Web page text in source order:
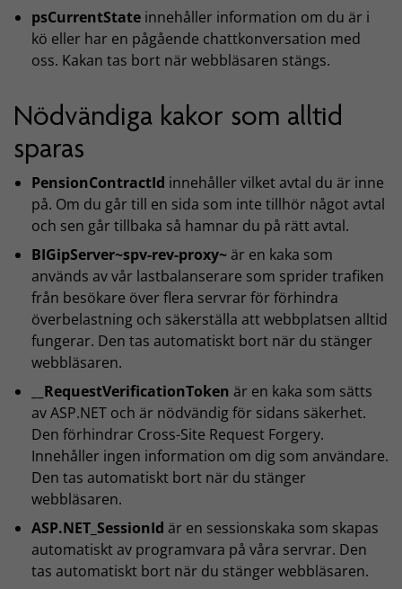
psCurrentState innehåller information om du är i
kö eller har en pågående chattkonversation med
oss. Kakan tas bort när webbläsaren stängs.
Nödvändiga kakor som alltid
sparas
PensionContractId innehåller vilket avtal du är inne
på. Om du går till en sida som inte tillhör något avtal
och sen går tillbaka så hamnar du på rätt avtal.
BIGipServer~spv-rev-proxy~är en kaka som
används av vår lastbalanserare som sprider trafiken
från besökare över flera servrar för förhindra
överbelastning och säkerställa att webbplatsen alltid
fungerar. Den tas automatiskt bort när du stänger
webbläsaren.
__RequestVerificationToken är en kaka som sätts
av ASP.NET och är nödvändig för sidans säkerhet.
Den förhindrar Cross-Site Request Forgery.
Innehåller ingen information om dig som användare.
Den tas automatiskt bort när du stänger
webbläsaren.
ASP.NET_SessionId är en sessionskaka som skapas
automatiskt av programvara på våra servrar. Den
tas automatiskt bort när du stänger webbläsaren.